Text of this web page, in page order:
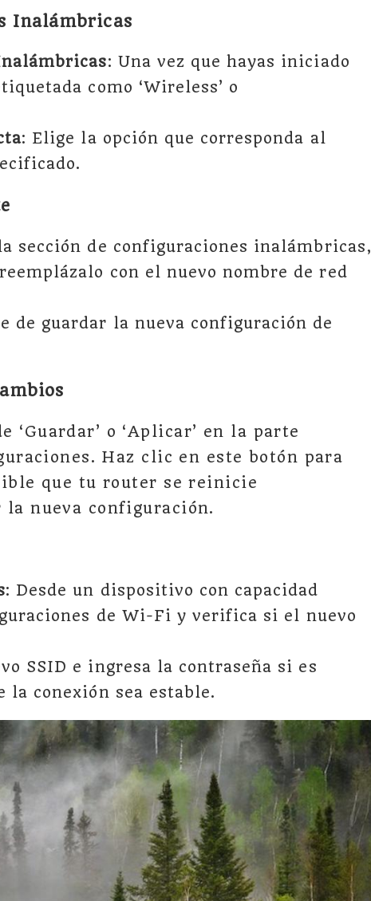
Inalámbricas
: Una vez que hayas iniciado
como ‘Wireless’ o
: Elige la opción que corresponda al
sección de configuraciones inalámbricas,
con el nuevo nombre de red
de guardar la nueva configuración de
o ‘Aplicar’ en la parte
Haz clic en este botón para
que tu router se reinicie
nueva configuración.
: Desde un dispositivo con capacidad
de Wi-Fi y verifica si el nuevo
SSID e ingresa la contraseña si es
la conexión sea estable.